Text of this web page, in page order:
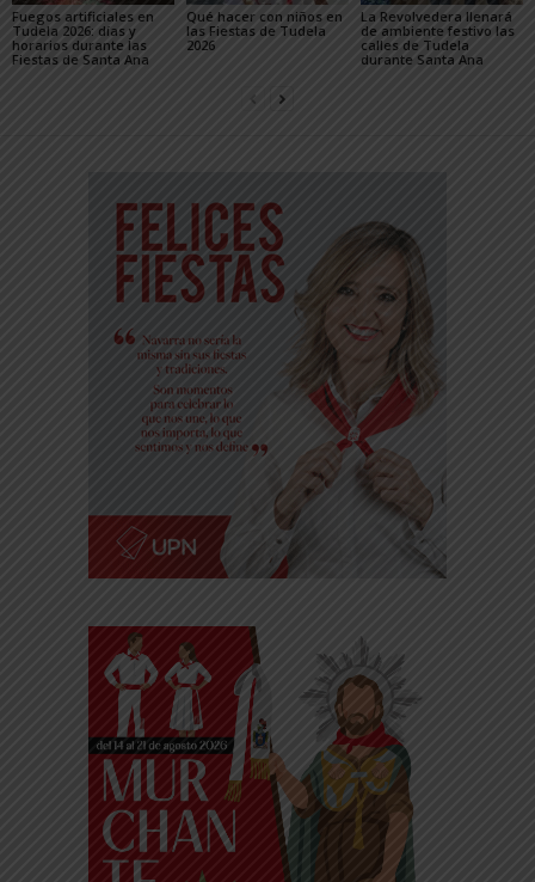
Fuegos artificiales en
Tudela 2026: días y
horarios durante las
Fiestas de Santa Ana
Qué hacer con niños en
las Fiestas de Tudela
2026
La Revolvedera llenará
de ambiente festivo las
calles de Tudela
durante Santa Ana